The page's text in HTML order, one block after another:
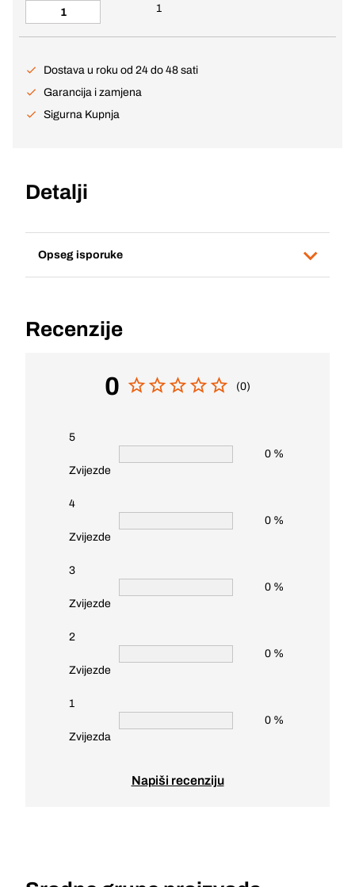
1
Dostava u roku od 24 do 48 sati
Garancija i zamjena
Sigurna Kupnja
Detalji
Opseg isporuke
Recenzije
0 (0)
5
Zvijezde
0 %
4
Zvijezde
0 %
3
Zvijezde
0 %
2
Zvijezde
0 %
1
Zvijezda
0 %
Napiši recenziju